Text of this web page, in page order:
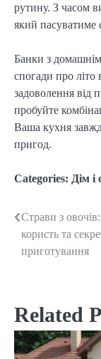
рутину. З часом
який пасуватиме
Банки з
спогади про літо
задоволення від
пробуйте
Ваша кухня
пригод.
Categories: Дім і
Post
navigation
Страви з
користь та
приготування
Related